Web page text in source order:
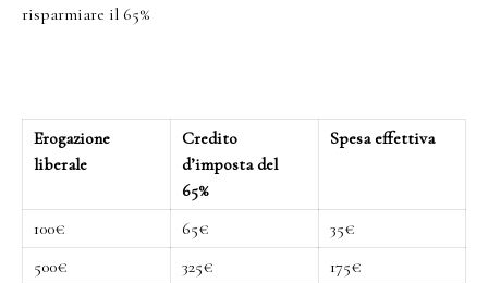
risparmiare il 65%
Erogazione
liberale
Credito
d’imposta del
65%
Spesa effettiva
100€ 65€
35€
500€
325€
175€